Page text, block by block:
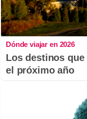
Dónde viajar en 2026
Los destinos
el próximo año